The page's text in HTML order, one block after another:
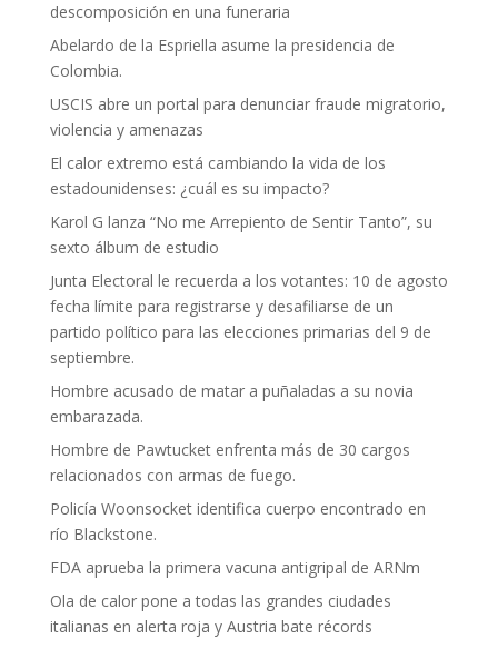
descomposición en una funeraria
Abelardo de la Espriella asume la presidencia de
Colombia.
USCIS abre un portal para denunciar fraude migratorio,
violencia y amenazas
El calor extremo está cambiando la vida de los
estadounidenses: ¿cuál es su impacto?
Karol G lanza “No me Arrepiento de Sentir Tanto”, su
sexto álbum de estudio
Junta Electoral le recuerda a los votantes: 10 de agosto
fecha límite para registrarse y desafiliarse de un
partido político para las elecciones primarias del 9 de
septiembre.
Hombre acusado de matar a puñaladas a su novia
embarazada.
Hombre de Pawtucket enfrenta más de 30 cargos
relacionados con armas de fuego.
Policía Woonsocket identifica cuerpo encontrado en
río Blackstone.
FDA aprueba la primera vacuna antigripal de ARNm
Ola de calor pone a todas las grandes ciudades
italianas en alerta roja y Austria bate récords